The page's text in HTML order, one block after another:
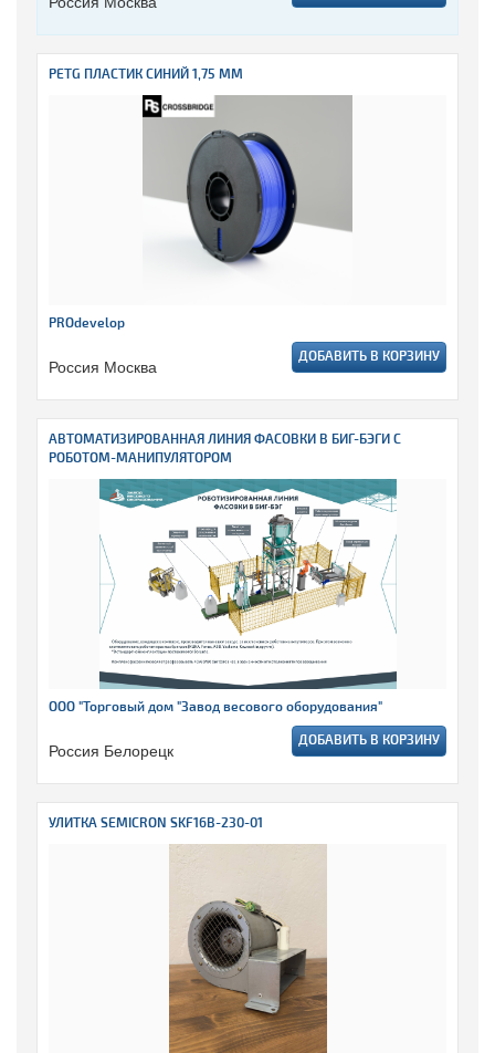
PETG ПЛАСТИК СИНИЙ 1,75 ММ
PROdevelop
Россия Москва ДОБАВИТЬ В КОРЗИНУ
АВТОМАТИЗИРОВАННАЯ ЛИНИЯ ФАСОВКИ В БИГ-БЭГИ С
РОБОТОМ-МАНИПУЛЯТОРОМ
ООО "Торговый дом "Завод весового оборудования"
Россия Белорецк ДОБАВИТЬ В КОРЗИНУ
УЛИТКА SEMICRON SKF16B-230-01